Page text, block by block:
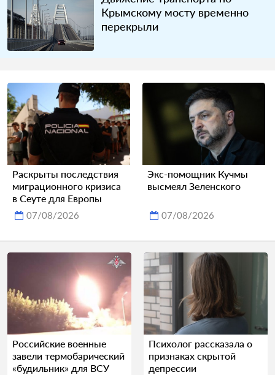
Крымскому мосту временно
перекрыли
Раскрыты последствия
миграционного кризиса
в Сеуте для Европы
07/08/2026
Экс-помощник Кучмы
высмеял Зеленского
07/08/2026
Российские военные
завели термобарический
«будильник» для ВСУ
Психолог рассказала о
признаках скрытой
депрессии